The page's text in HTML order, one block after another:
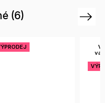
(6)
variant
Next